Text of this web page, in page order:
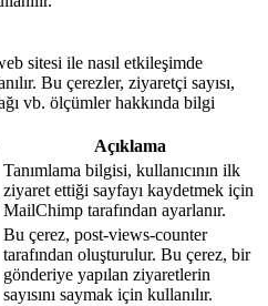
sitesi ile nasıl etkileşimde
Bu çerezler, ziyaretçi sayısı,
vb. ölçümler hakkında bilgi
Açıklama
Tanımlama bilgisi, kullanıcının ilk
ziyaret ettiği sayfayı kaydetmek için
MailChimp tarafından ayarlanır.
Bu çerez, post-views-counter
tarafından oluşturulur. Bu çerez, bir
gönderiye yapılan ziyaretlerin
sayısını saymak için kullanılır.